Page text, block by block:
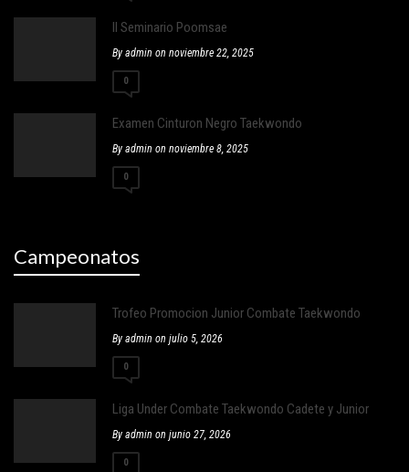
II Seminario Poomsae
By admin on noviembre 22, 2025
0
Examen Cinturon Negro Taekwondo
By admin on noviembre 8, 2025
0
Campeonatos
Trofeo Promocion Junior Combate Taekwondo
By admin on julio 5, 2026
0
Liga Under Combate Taekwondo Cadete y Junior
By admin on junio 27, 2026
0